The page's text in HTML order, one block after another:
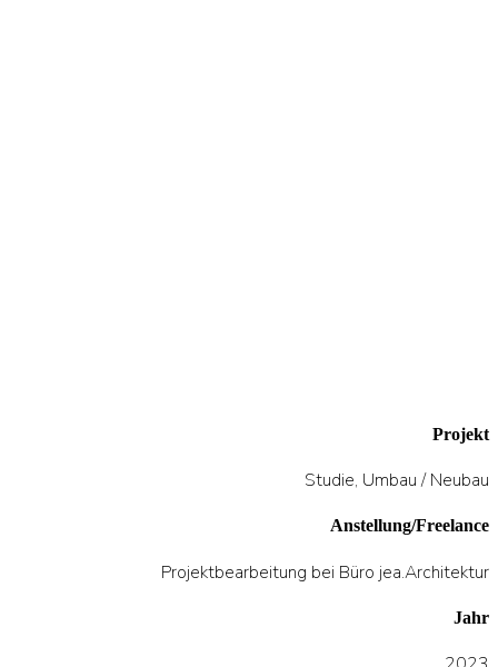
Projekt
Studie, Umbau / Neubau
Anstellung/Freelance
Projektbearbeitung bei Büro jea.Architektur
Jahr